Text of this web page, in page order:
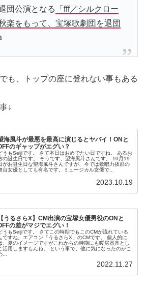
団公演となる
「fff／シルクロー
楽をもって、宝塚歌劇団を退団
も、トップの座に登れない事もある
↓
海風斗が最悪を最高に演じるとヤバイ！ONと
のギャップがエグい？
うもSeijiです。 さて本日はおめでたい日ですね。 あるお
の誕生日です。 そうです、望海風斗さんです。 10月19
がお誕生日な望海風斗さんですが、今では歌唱力抜群の
台女優としても有名です。ミュージカル女優で...
2023.10.19
【うるさらX】CM出演の宝塚女優男役のONと
の差がマジでエグい！
うもSeijiです。 さてこの時期でもこのCMが流れている
ですね。エアコン「うるさらX」のCMです。 個人的に
、夏のイメージですがこれからの時期にも暖房器具とし
活用しますもんね。 という事で、他に気になったのがこ
...
2022.11.27